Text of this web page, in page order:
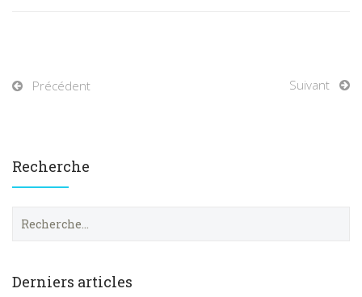
Précédent Suivant
Recherche
e
Derniers articles